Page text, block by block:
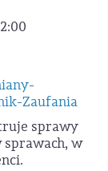
Zaufania
sprawy
w